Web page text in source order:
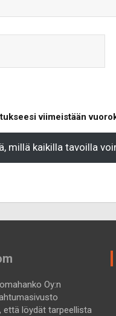
viimeistään
millä kaikilla tavoilla
Oy:n
että löydät tarpeellista